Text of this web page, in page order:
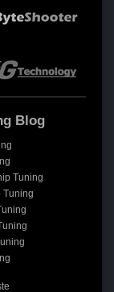
Blog
Tuning
Tuning